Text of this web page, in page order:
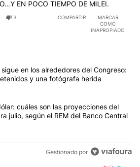
EN POCO TIEMPO DE MILEI.
3 COMPARTIR
MARCAR
COMO
INAPROPIADO
artículos con más comentarios en los
con el título "La violencia sigue en los
en los alrededores del Congreso:
y una fotógrafa herida
con el título "Inflación y dólar: cuáles
cuáles son las proyecciones del
julio, según el REM del Banco Central
Gestionado por